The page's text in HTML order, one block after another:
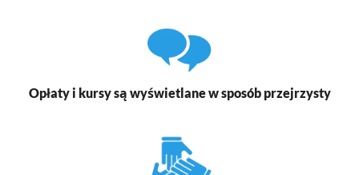
Opłaty i kursy są wyświetlane w sposób przejrzysty